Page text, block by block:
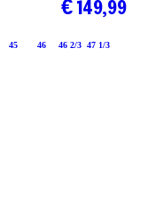
45 46 46 2/3 47 1/3
€ 149,99